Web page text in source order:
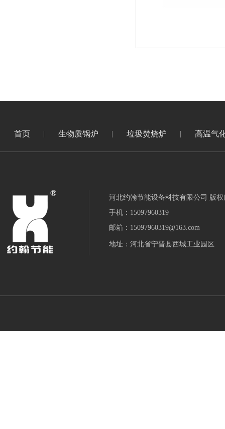
首页 生物质锅炉 垃圾焚烧炉 高温气
河北约翰节能设备科技有限公司 版权
手机：15097960319
邮箱：15097960319@163.com
地址：河北省宁晋县西城工业园区